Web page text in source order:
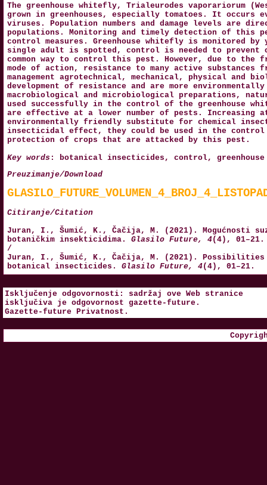
The greenhouse whitefly, Trialeurodes vaporariorum
grown in greenhouses, especially tomatoes. It occurs
viruses. Population numbers and damage levels are
populations. Monitoring and timely detection of this
control measures. Greenhouse whitefly is monitored
single adult is spotted, control is needed to prevent
common way to control this pest. However, due to
mode of action, resistance to many active
management agrotechnical, mechanical, physical and
development of resistance and are more
macrobiological and microbiological preparations,
used successfully in the control of the greenhouse
are effective at a lower number of pests. Increasing
environmentally friendly substitute for chemical
insecticidal effect, they could be used in the control
protection of crops that are attacked by this pest.
Key words : botanical insecticides, control,
Preuzimanje/Download
Citiranje/Citation
Juran, I., Šumić, K., Čačija, M. (2021). Mogućnosti
botaničkim insekticidima. Glasilo Future, 4(4), 01–21.
/
Juran, I., Šumić, K., Čačija, M. (2021). Possibilities
botanical insecticides. Glasilo Future, 4(4), 01–21.
Isključenje odgovornosti: sadržaj ove Web stranice
isključiva je odgovornost gazette-future .
Gazette-future Privatnost .